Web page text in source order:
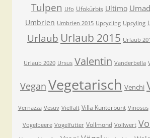
Tulpen Ufo Ufokürbis Ultimo
Umbrien Umbrien 2015 Upcycling Upcyling
Urlaub Urlaub 2015 Urlaub
Urlaub 2020 Ursus Valentin Vanderbella
Vegan Vegetarisch Venchi
Vernazza Vesuv Vielfalt Villa Kunterbunt Vinosus
Vogelbeere Vogelfutter Vollmond Vollwert